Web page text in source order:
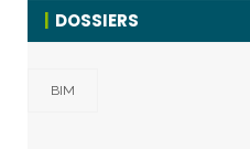
DOSSIERS
BIM